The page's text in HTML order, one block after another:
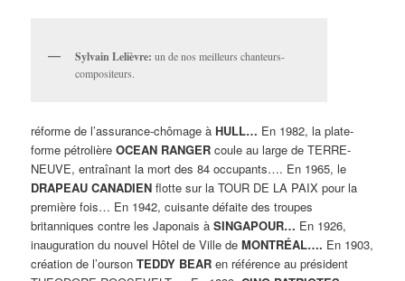
Sylvain Lelièvre: un de nos meilleurs chanteurs-
compositeurs.
réforme de l’assurance-chômage àHULL… En 1982, la plate-
forme pétrolièreOCEAN RANGER coule au large de TERRE-
NEUVE, entraînant la mort des 84 occupants…. En 1965, le
DRAPEAU CANADIEN flotte sur la TOUR DE LA PAIX pour la
première fois… En 1942, cuisante défaite des troupes
britanniques contre les Japonais àSINGAPOUR… En 1926,
inauguration du nouvel Hôtel de Ville deMONTRÉAL…. En 1903,
création de l’oursonTEDDY BEAR en référence au président